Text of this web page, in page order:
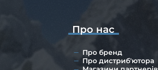
Про нас
Про бренд
Про дистриб'ютора